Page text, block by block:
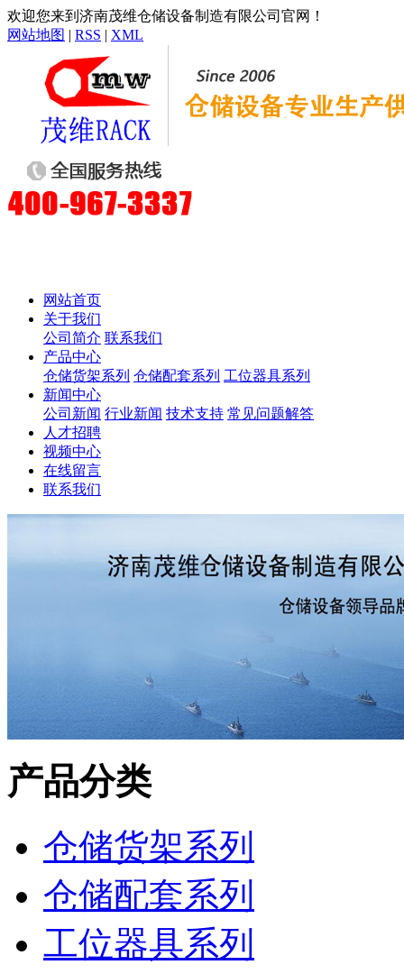
欢迎您来到济南茂维仓储设备制造有限公司官网！
网站地图 | RSS | XML
网站首页
关于我们
公司简介 联系我们
产品中心
仓储货架系列 仓储配套系列 工位器具系列
新闻中心
公司新闻 行业新闻 技术支持 常见问题解答
人才招聘
视频中心
在线留言
联系我们
产品分类
仓储货架系列
仓储配套系列
工位器具系列